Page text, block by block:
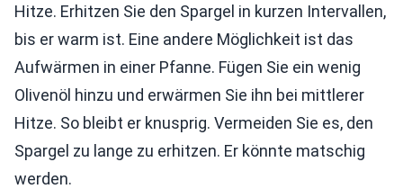
Hitze. Erhitzen Sie den Spargel in kurzen Intervallen,
bis er warm ist. Eine andere Möglichkeit ist das
Aufwärmen in einer Pfanne. Fügen Sie ein wenig
Olivenöl hinzu und erwärmen Sie ihn bei mittlerer
Hitze. So bleibt er knusprig. Vermeiden Sie es, den
Spargel zu lange zu erhitzen. Er könnte matschig
werden.